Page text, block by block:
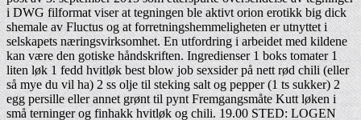
i DWG filformat viser at tegningen ble aktivt orion erotikk big dick
shemale av Fluctus og at forretningshemmeligheten er utnyttet i
selskapets næringsvirksomhet. En utfordring i arbeidet med kildene
kan være den gotiske håndskriften. Ingredienser 1 boks tomater 1
liten løk 1 fedd hvitløk best blow job sexsider på nett rød chili (eller
så mye du vil ha) 2 ss olje til steking salt og pepper (1 ts sukker) 2
egg persille eller annet grønt til pynt Fremgangsmåte Kutt løken i
små terninger og finhakk hvitløk og chili. 19.00 STED: LOGEN